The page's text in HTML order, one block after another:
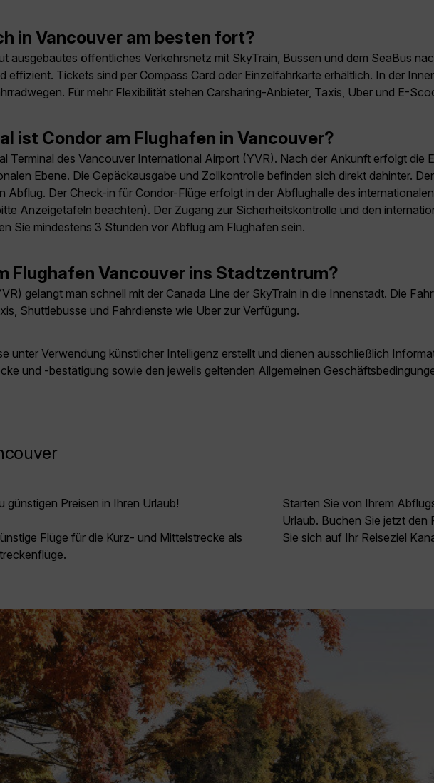
in Vancouver am besten fort?
ausgebautes öffentliches Verkehrsnetz mit SkyTrain, Bussen und dem SeaBus
effizient. Tickets sind per Compass Card oder Einzelfahrkarte erhältlich. In der
Für mehr Flexibilität stehen Carsharing-Anbieter, Taxis, Uber und E-
ist Condor am Flughafen in Vancouver?
Terminal des Vancouver International Airport (YVR). Nach der Ankunft erfolgt die
Ebene. Die Gepäckausgabe und Zollkontrolle befinden sich direkt dahinter.
Abflug. Der Check-in für Condor-Flüge erfolgt in der Abflughalle des
Anzeigetafeln beachten). Der Zugang zur Sicherheitskontrolle und den
Sie mindestens 3 Stunden vor Abflug am Flughafen sein.
Flughafen Vancouver ins Stadtzentrum?
gelangt man schnell mit der Canada Line der SkyTrain in die Innenstadt. Die
Shuttlebusse und Fahrdienste wie Uber zur Verfügung.
unter Verwendung künstlicher Intelligenz erstellt und dienen ausschließlich
und -bestätigung sowie den jeweils geltenden Allgemeinen
günstigen Preisen in Ihren Urlaub!
Flüge für die Kurz- und Mittelstrecke als
Starten Sie von Ihrem
Urlaub. Buchen Sie jetzt
Sie sich auf Ihr Reiseziel